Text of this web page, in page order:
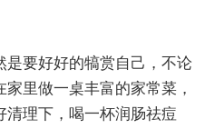
要好好的犒赏自己，不论
里做一桌丰富的家常菜，
理下，喝一杯润肠祛痘